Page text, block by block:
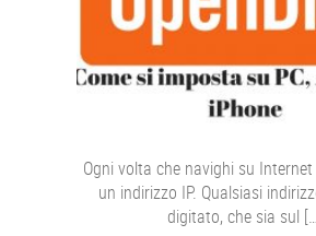
Ogni volta che navighi su
un indirizzo IP. Qualsiasi
digitato, che sia sul